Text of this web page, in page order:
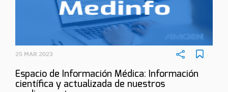
25 MAR 2023
Espacio de Información Médica: Información
científica y actualizada de nuestros